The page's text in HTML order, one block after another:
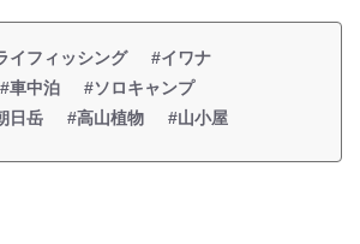
イフィッシング
#イワナ
#車中泊
#ソロキャンプ
日岳 #高山植物 #山小屋